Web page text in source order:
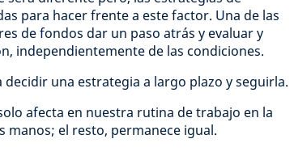
para hacer frente a este factor. Una de las
de fondos dar un paso atrás y evaluar y
independientemente de las condiciones.
una estrategia a largo plazo y seguirla.
afecta en nuestra rutina de trabajo en la
manos; el resto, permanece igual.